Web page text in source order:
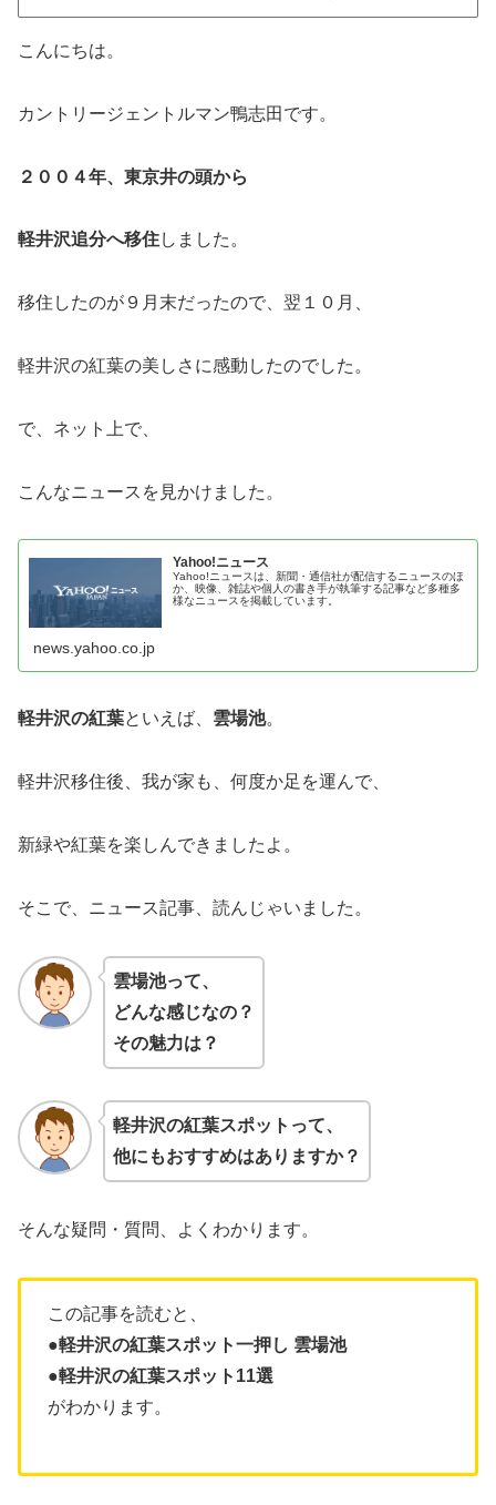
こんにちは。
カントリージェントルマン鴨志田です。
２００４年、東京井の頭から
軽井沢追分へ移住しました。
移住したのが９月末だったので、翌１０月、
軽井沢の紅葉の美しさに感動したのでした。
で、ネット上で、
こんなニュースを見かけました。
Yahoo!ニュース
Yahoo!ニュースは、新聞・通信社が配信するニュースのほ
か、映像、雑誌や個人の書き手が執筆する記事など多種多
様なニュースを掲載しています。
news.yahoo.co.jp
軽井沢の紅葉といえば、 雲場池。
軽井沢移住後、我が家も、何度か足を運んで、
新緑や紅葉を楽しんできましたよ。
そこで、ニュース記事、読んじゃいました。
雲場池って、
どんな感じなの？
その魅力は？
軽井沢の紅葉スポットって、
他にもおすすめはありますか？
そんな疑問・質問、よくわかります。
この記事を読むと、
●軽井沢の紅葉スポット一押し 雲場池
●軽井沢の紅葉スポット11選
がわかります。